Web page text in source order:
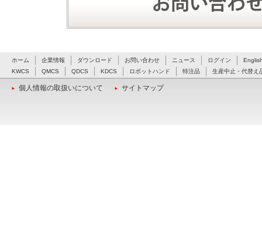
ホーム 企業情報 ダウンロード お問い合わせ ニュース ログイン
KWCS
QMCS QDCS KDCS ロボットハンド 特注品 生産中止・代替え
個人情報の取扱いについて サイトマップ